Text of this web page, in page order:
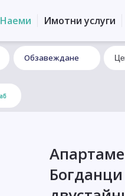
Наеми Имотни услуги
Обзавеждане